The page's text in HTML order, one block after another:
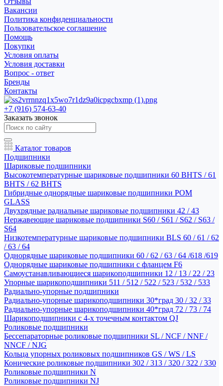
Вакансии
Политика конфиденциальности
Пользовательское соглашение
Помощь
Покупки
Условия оплаты
Условия доставки
Вопрос - ответ
Бренды
Контакты
+7 (916) 574-63-40
Заказать звонок
Каталог товаров
Подшипники
Шариковые подшипники
Высокотемпературные шариковые подшипники 60 BHTS / 61
BHTS / 62 BHTS
Гибридные однорядные шариковые подшипники POM
GLASS
Двухрядные радиальные шариковые подшипники 42 / 43
Нержавеющие шариковые подшипники S60 / S61 / S62 / S63 /
S64
Низкотемпературные шариковые подшипники BLS 60 / 61 / 62
/ 63 / 64
Однорядные шариковые подшипники 60 / 62 / 63 / 64 /618 /619
Однорядные шариковые подшипники с фланцем F6
Самоустанавливающиеся шарикоподшипники 12 / 13 / 22 / 23
Упорные шарикоподшипники 511 / 512 / 522 / 523 / 532 / 533
Радиально-упорные подшипники
Радиально-упорные шарикоподшипники 30*град 30 / 32 / 33
Радиально-упорные шарикоподшипники 40*град 72 / 73 / 74
Шарикоподшипники с 4-х точечным контактом QJ
Роликовые подшипники
Бессепараторные роликовые подшипники SL / NCF / NNF /
NNCF / NJG
Кольца упорных роликовых подшипников GS / WS / LS
Конические роликовые подшипники 302 / 313 / 320 / 322 / 330
Роликовые подшипники N
Роликовые подшипники NJ